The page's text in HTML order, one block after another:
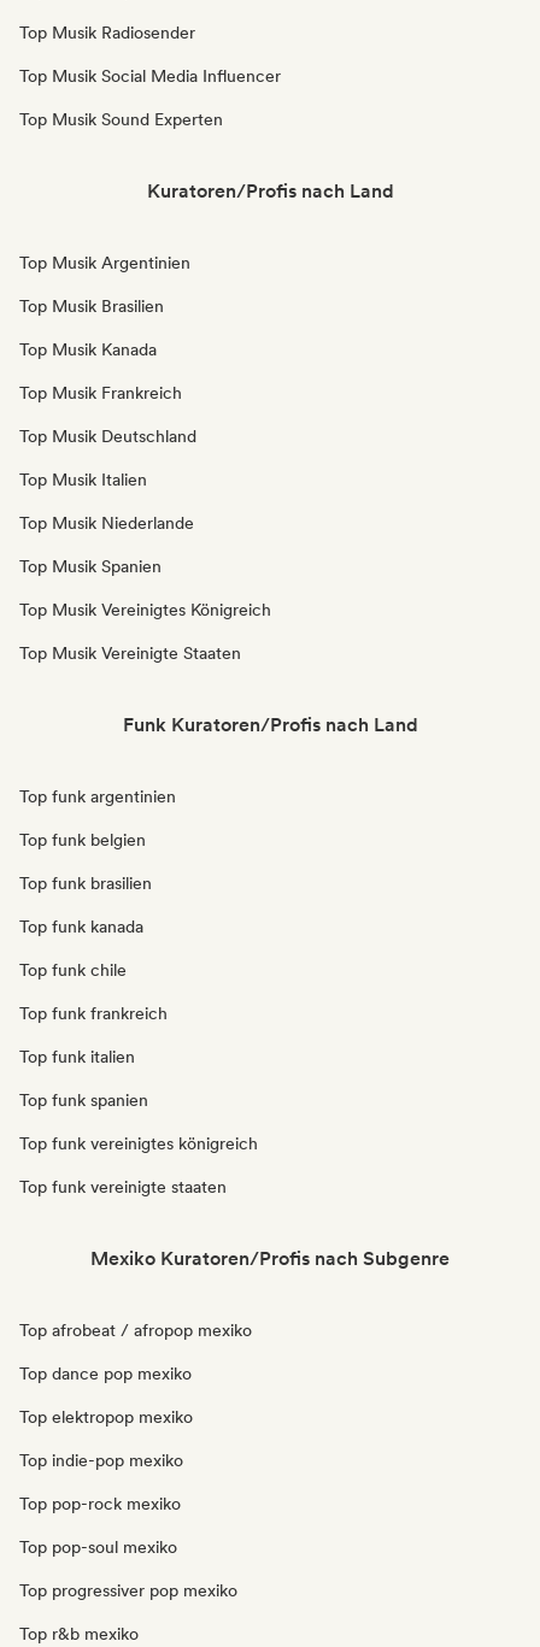
Top Musik Radiosender
Top Musik Social Media Influencer
Top Musik Sound Experten
Kuratoren/Profis nach Land
Top Musik Argentinien
Top Musik Brasilien
Top Musik Kanada
Top Musik Frankreich
Top Musik Deutschland
Top Musik Italien
Top Musik Niederlande
Top Musik Spanien
Top Musik Vereinigtes Königreich
Top Musik Vereinigte Staaten
Funk Kuratoren/Profis nach Land
Top funk argentinien
Top funk belgien
Top funk brasilien
Top funk kanada
Top funk chile
Top funk frankreich
Top funk italien
Top funk spanien
Top funk vereinigtes königreich
Top funk vereinigte staaten
Mexiko Kuratoren/Profis nach Subgenre
Top afrobeat / afropop mexiko
Top dance pop mexiko
Top elektropop mexiko
Top indie-pop mexiko
Top pop-rock mexiko
Top pop-soul mexiko
Top progressiver pop mexiko
Top r&b mexiko